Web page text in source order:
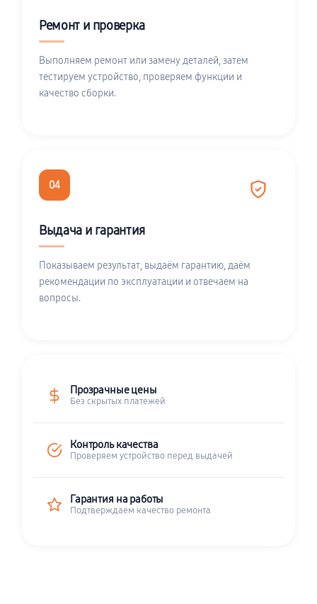
Ремонт и проверка
Выполняем ремонт или замену деталей, затем
тестируем устройство, проверяем функции и
качество сборки.
04
Выдача и гарантия
Показываем результат, выдаём гарантию, даём
рекомендации по эксплуатации и отвечаем на
вопросы.
Прозрачные цены
Без скрытых платежей
Контроль качества
Проверяем устройство перед выдачей
Гарантия на работы
Подтверждаем качество ремонта